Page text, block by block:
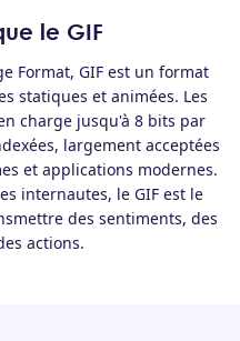
le GIF
Format, GIF est un format
statiques et animées. Les
charge jusqu'à 8 bits par
largement acceptées
et applications modernes.
internautes, le GIF est le
des sentiments, des
actions.